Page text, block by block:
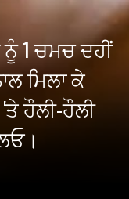
1 ਚਮਚ ਦਹੀਂ
ਮਿਲਾ ਕੇ
ਹੌਲੀ-ਹੌਲੀ